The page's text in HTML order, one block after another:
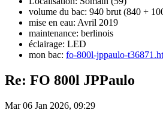
volume du bac: 940 brut (840 +
mise en eau: Avril 2019
maintenance: berlinois
éclairage: LED
mon bac: fo-800l-jppaulo-
Re: FO 800l JPPaulo
Mar 06 Jan 2026, 09:29